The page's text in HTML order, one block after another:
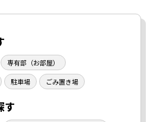
専有部（お部屋）
駐車場 ごみ置き場
す